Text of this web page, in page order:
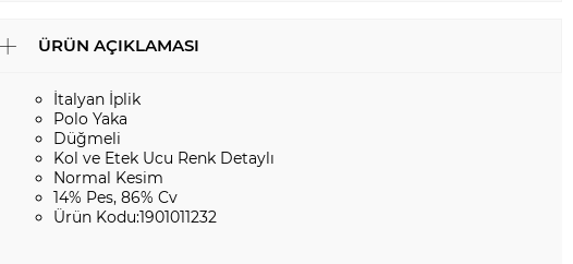
ÜRÜN AÇIKLAMASI
İtalyan İplik
Polo Yaka
Düğmeli
Kol ve Etek Ucu Renk Detaylı
Normal Kesim
14% Pes, 86% Cv
Ürün Kodu:1901011232